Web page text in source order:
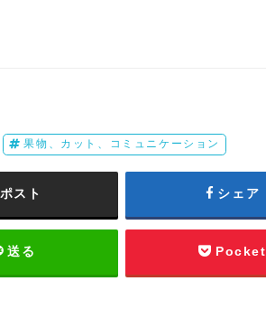
果物、カット、コミュニケーション
ポスト シェア
送る Pocket